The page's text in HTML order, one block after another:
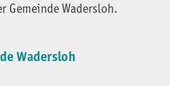
Gemeinde Wadersloh.
Wadersloh